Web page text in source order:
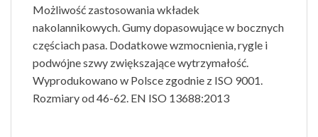
Możliwość zastosowania wkładek
nakolannikowych. Gumy dopasowujące w bocznych
częściach pasa. Dodatkowe wzmocnienia, rygle i
podwójne szwy zwiększające wytrzymałość.
Wyprodukowano w Polsce zgodnie z ISO 9001.
Rozmiary od 46-62. EN ISO 13688:2013